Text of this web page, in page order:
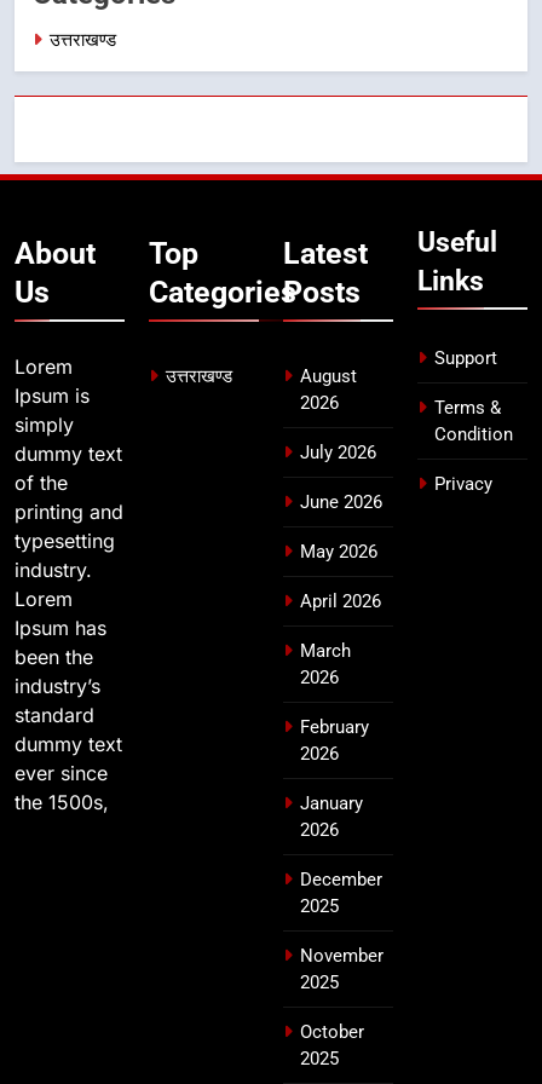
भारी बारिश का अलर्ट! 6 अगस्त को
देहरादून में स्कूल बंद
उत्तराखण्ड
उत्तराखण्ड
About
Us
Lorem
Ipsum is
simply
dummy text
of the
printing and
typesetting
industry.
Lorem
Ipsum has
been the
industry’s
standard
dummy text
ever since
the 1500s,
Top
Categories
उत्तराखण्ड
Latest
Posts
August
2026
July 2026
June 2026
May 2026
April 2026
March
2026
February
2026
January
2026
December
2025
November
2025
October
2025
Useful
Links
Support
Terms &
Condition
Privacy